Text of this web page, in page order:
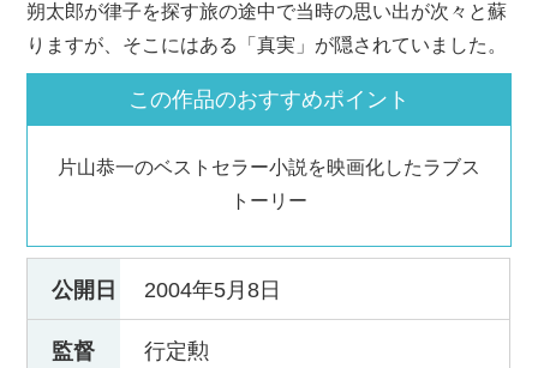
朔太郎が律子を探す旅の途中で当時の思い出が次々と蘇
りますが、そこにはある「真実」が隠されていました。
この作品のおすすめポイント
片山恭一のベストセラー小説を映画化したラブス
トーリー
公開日 2004年5月8日
監督 行定勲